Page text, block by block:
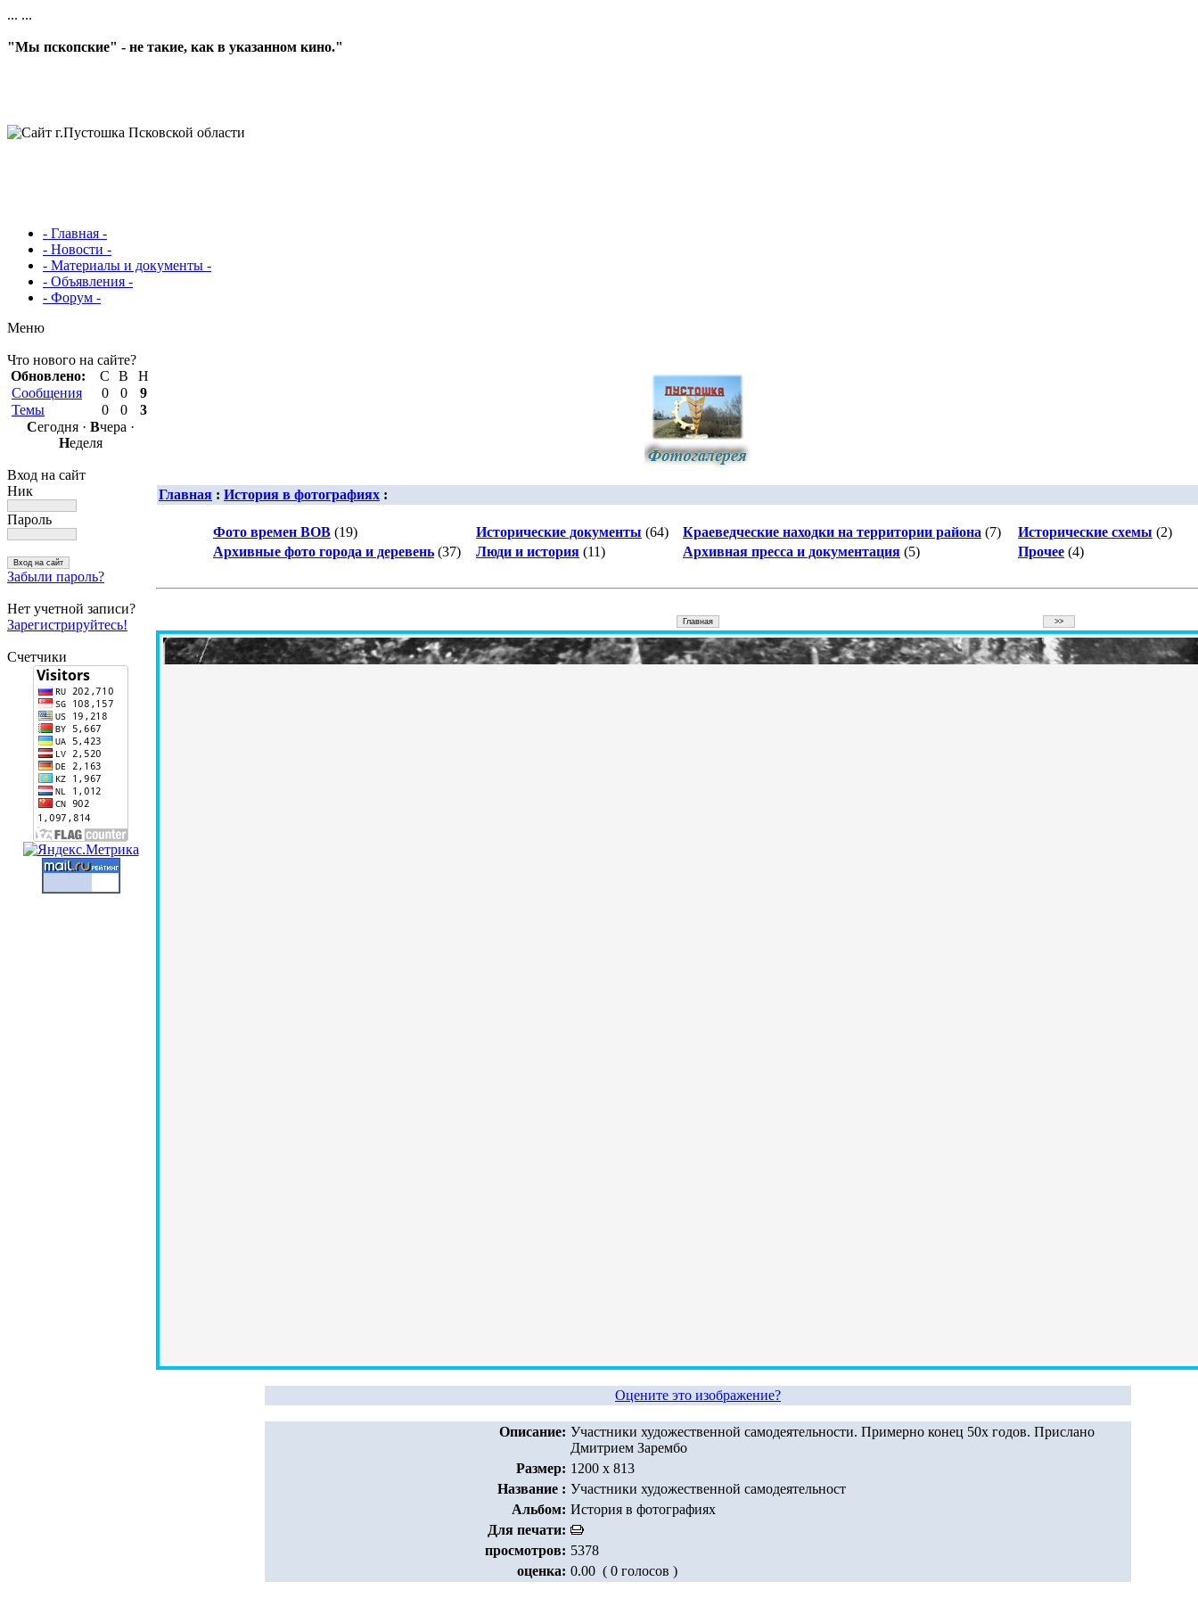
... ...
"Мы пскопские" - не такие, как в указанном кино."
- Главная -
- Новости -
- Материалы и документы -
- Объявления -
- Форум -
Меню
Что нового на сайте?
Обновлено:
С В
Н
Сообщения
0 0
9
Темы
0 0
3
Сегодня · Вчера ·
Неделя
Вход на сайт
Ник
Пароль
Забыли пароль?
Нет учетной записи?
Зарегистрируйтесь!
Счетчики
Главная : История в фотографиях :
Фото времен ВОВ (19) Исторические документы (64) Краеведческие находки на территории района (7) Исторические схемы (2)
Архивные фото города и деревень (37) Люди и история (11) Архивная пресса и документация (5) Прочее (4)
Оцените это изображение?
Описание: Участники художественной самодеятельности. Примерно конец 50х годов. Прислано
Дмитрием Зарембо
Размер: 1200 x 813
Название : Участники художественной самодеятельност
Альбом: История в фотографиях
Для печати:
просмотров: 5378
оценка: 0.00 ( 0 голосов )